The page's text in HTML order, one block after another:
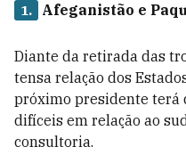
1. Afeganistão e
Diante da retirada das
tensa relação dos
próximo presidente terá
difíceis em relação ao
consultoria.